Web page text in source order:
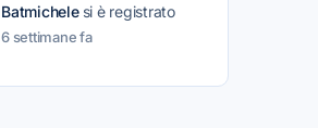
Batmichele si è registrato
6 settimane fa